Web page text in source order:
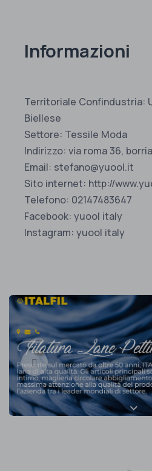
Informazioni
Territoriale Confindustria:
Biellese
Settore: Tessile Moda
Indirizzo: via roma 36,
Email: stefano@yuool.it
Sito internet: http://
Telefono: 02147483647
Facebook: yuool italy
Instagram: yuool italy